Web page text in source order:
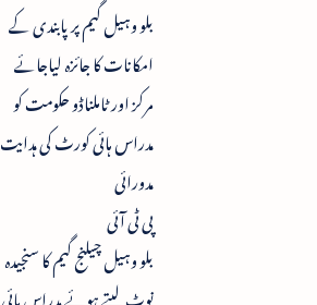
بلو وہیل گیم پر پابندی کے
امکانات کا جائزہ لیاجائے
مرکز اور ٹاملناڈو حکومت کو
مدراس ہائی کورٹ کی ہدایت
مدورائی
پی ٹی آئی
بلو وہیل چیلنج گیم کا سنجیدہ
نوٹ لیتے ہوئے مدراس ہائی